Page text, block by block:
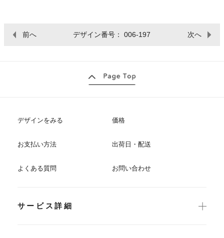
前へ デザイン番号： 006-197 次へ
デザインをみる 価格
お支払い方法 出荷日・配送
よくある質問 お問い合わせ
サービス詳細